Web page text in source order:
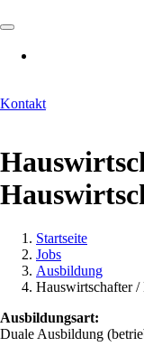
Kontakt
Pfadnavigation
Startseite
Jobs
Ausbildung
Hauswirtschafter
Ausbildungsart:
Duale Ausbildung